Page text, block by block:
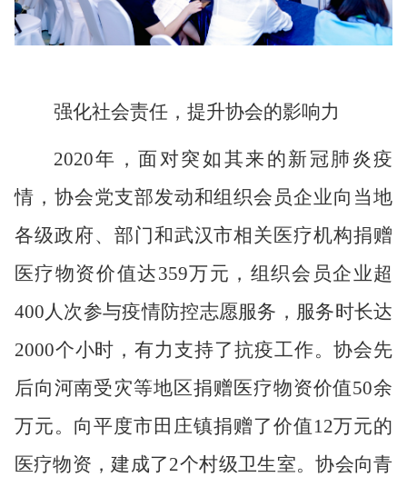
强化社会责任，提升协会的影响力
2020年，面对突如其来的新冠肺炎疫
情，协会党支部发动和组织会员企业向当地
各级政府、部门和武汉市相关医疗机构捐赠
医疗物资价值达359万元，组织会员企业超
400人次参与疫情防控志愿服务，服务时长达
2000个小时，有力支持了抗疫工作。协会先
后向河南受灾等地区捐赠医疗物资价值50余
万元。向平度市田庄镇捐赠了价值12万元的
医疗物资，建成了2个村级卫生室。协会向青